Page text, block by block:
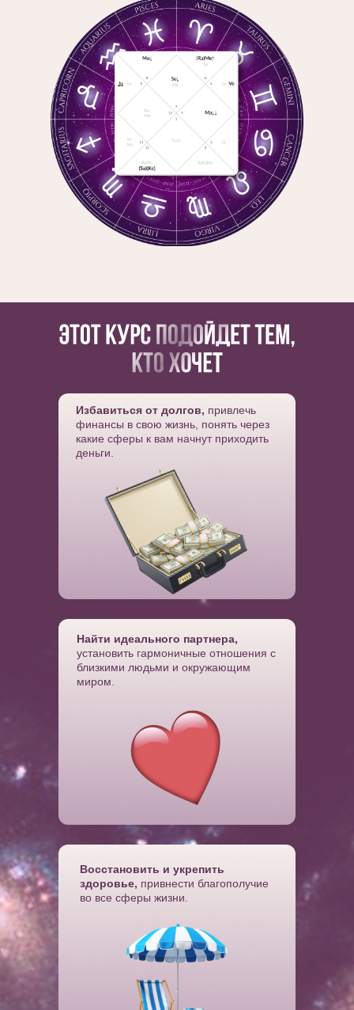
Избавиться от долгов, привлечь
финансы в свою жизнь, понять через
какие сферы к вам начнут приходить
деньги.
Найти идеального партнера,
установить гармоничные отношения с
близкими людьми и окружающим
миром.
Восстановить и укрепить
здоровье, привнести благополучие
во все сферы жизни.